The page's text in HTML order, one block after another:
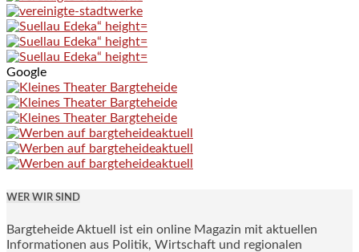
Google
WER WIR SIND
Bargteheide Aktuell ist ein online Magazin mit aktuellen
Informationen aus Politik, Wirtschaft und regionalen